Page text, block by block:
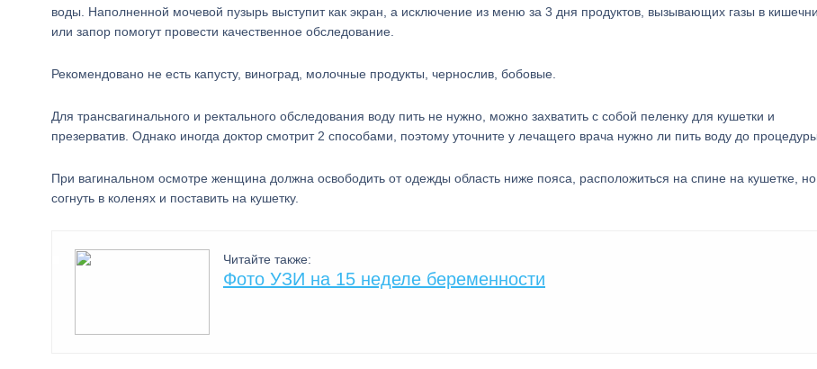
воды. Наполненной мочевой пузырь выступит как экран, а исключение из меню за 3 дня продуктов, вызывающих газы в
или запор помогут провести качественное обследование.
Рекомендовано не есть капусту, виноград, молочные продукты, чернослив, бобовые.
Для трансвагинального и ректального обследования воду пить не нужно, можно захватить с собой пеленку для кушетки и
презерватив. Однако иногда доктор смотрит 2 способами, поэтому уточните у лечащего врача нужно ли пить воду до процедуры.
При вагинальном осмотре женщина должна освободить от одежды область ниже пояса, расположиться на спине на кушетке,
согнуть в коленях и поставить на кушетку.
Читайте также:
Фото УЗИ на 15 неделе беременности